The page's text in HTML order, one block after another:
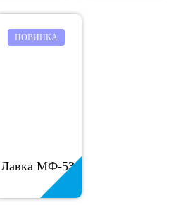
НОВИНКА
Лавка МФ-53